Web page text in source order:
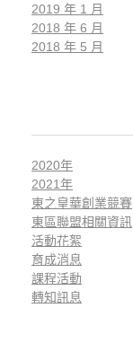
2019 年 1 月
2018 年 6 月
2018 年 5 月
2020年
2021年
東之皇華創業競賽
東區聯盟相關資訊
活動花絮
育成消息
課程活動
轉知訊息